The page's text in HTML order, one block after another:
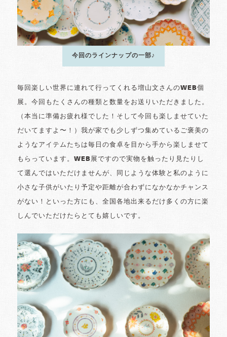
今回のラインナップの一部♪
毎回楽しい世界に連れて行ってくれる増山文さんのWEB個
展。今回もたくさんの種類と数量をお送りいただきました。
（本当に準備お疲れ様でした！そして今回も楽しませていた
だいてますよ〜！）我が家でも少しずつ集めているご褒美の
ようなアイテムたちは毎日の食卓を目から手から楽しませて
もらっています。WEB展ですので実物を触ったり見たりし
て選んではいただけませんが、同じような体験と私のように
小さな子供がいたり予定や距離が合わずになかなかチャンス
がない！といった方にも、全国各地出来るだけ多くの方に楽
しんでいただけたらとても嬉しいです。